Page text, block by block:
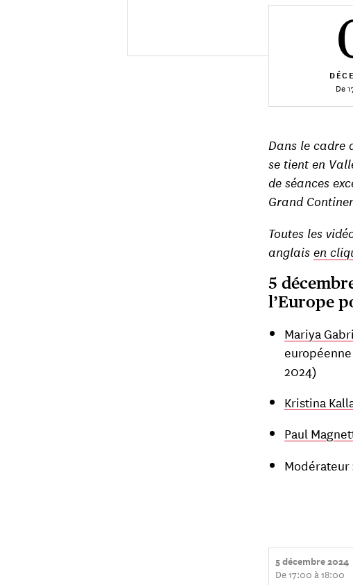
De
Dans le cadre
se tient en
de séances
Grand
Toutes les
anglaisen
5
l’Europe
Mariya
2024)
Kristina
Paul
Modérateur
5 décembre 2024
De 17:00 à 18:00